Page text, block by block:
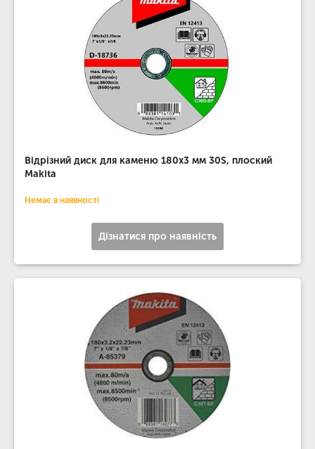
Відрізний диск для каменю 180х3 мм 30S, плоский
Makita
Немає в наявності
Дізнатися про наявність